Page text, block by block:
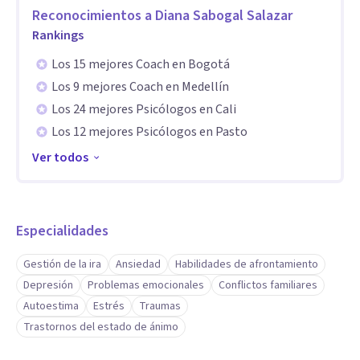
Tengo bastante experiencia en trastornos de ánimo como
codependencia emocional y relaciones tóxicas.
Conmigo tendrás un espacio cálido, seguro y sin juicios
donde podrás ser escuchado con empatía y dedicación.
Juntos exploraremos tus emociones y los obstáculos que
tranquilidad y empezar a construir una vida más plena. Mis
confusión por autoconfianza y calma interior, ayudándote a
reconstruir tu autoestima.
Te garantizo que si te decides a dar el primer paso y te
contactas conmigo, la satisfacción de haber iniciado tu
Reconocimientos a Diana Sabogal Salazar
Rankings
Los 15 mejores Coach en Bogotá
Los 9 mejores Coach en Medellín
Los 24 mejores Psicólogos en Cali
Los 12 mejores Psicólogos en Pasto
Ver todos
Especialidades
Gestión de la ira Ansiedad
Habilidades de afrontamiento
Depresión
Problemas emocionales
Conflictos familiares
Autoestima
Estrés
Traumas
Trastornos del estado de ánimo